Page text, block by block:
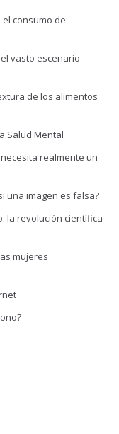
consumo de
vasto escenario
de los alimentos
Salud Mental
realmente un
una imagen es falsa?
la revolución científica
mujeres